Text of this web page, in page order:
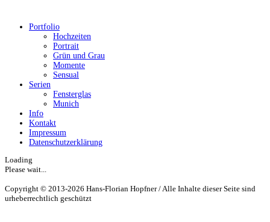
Portfolio
Hochzeiten
Portrait
Grün und Grau
Momente
Sensual
Serien
Fensterglas
Munich
Info
Kontakt
Impressum
Datenschutzerklärung
Loading
Please wait...
Copyright © 2013-2026 Hans-Florian Hopfner / Alle Inhalte dieser Seite sind
urheberrechtlich geschützt